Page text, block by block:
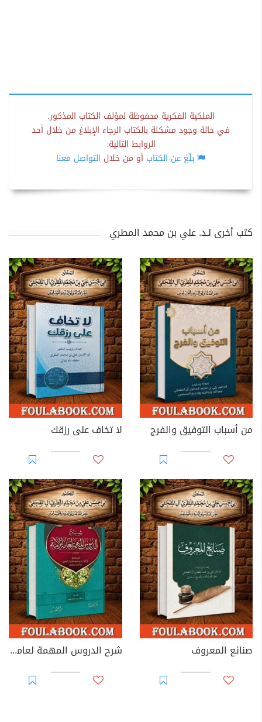
الملكية الفكرية محفوظة لمؤلف الكتاب المذكور.
في حالة وجود مشكلة بالكتاب الرجاء الإبلاغ من خلال أحد
الروابط التالية:
بلّغ عن الكتاب أو من خلال التواصل معنا
كتب أخرى لـد. علي بن محمد المطري
من أسباب التوفيق والفرج لا تخاف على رزقك
صنائع المعروف شرح الدروس المهمة لعامة الأمة